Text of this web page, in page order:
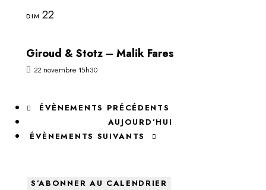
DIM 22
Giroud & Stotz – Malik Fares
22 novembre 15h30
ÉVÈNEMENTS PRÉCÉDENTS
AUJOURD’HUI
ÉVÈNEMENTS SUIVANTS
S’ABONNER AU CALENDRIER